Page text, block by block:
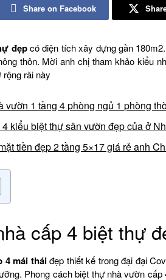
Share on Facebook
đẹpcó diện tích xây dựng gần
thôn. Mời anh chị tham khảo kiểu
rộng rãi này
vườn 1 tầng 4 phòng ngủ 1 phòng
kiểu biệt thự sân vườn đẹp của ở
tiền đẹp 2 tầng 5×17 giá rẻ anh
cấp 4 biệt thự
4 mái tháiđẹp thiết kế trong đại đại
Phong cách biệt thự nhà vườn cấp